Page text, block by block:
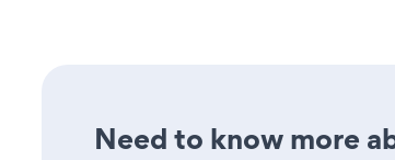
Need to know more